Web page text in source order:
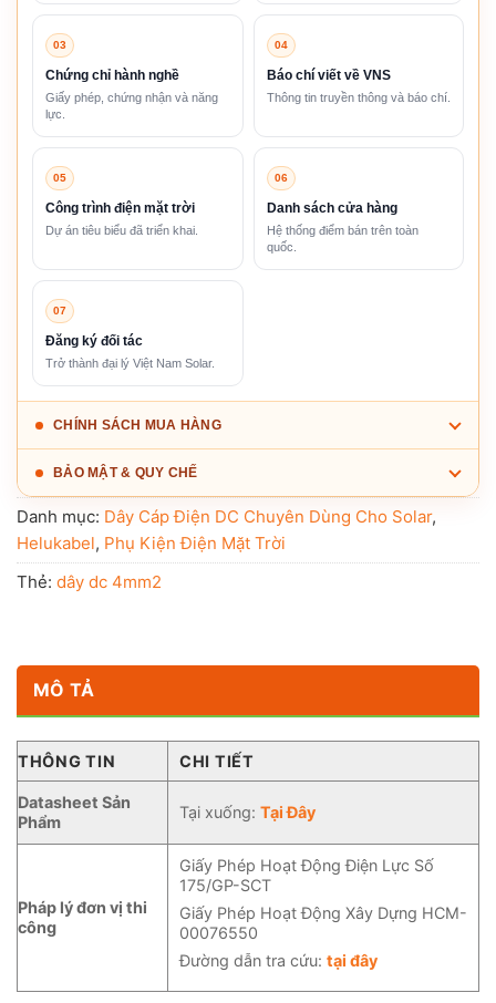
03
Chứng chỉ hành nghề
Giấy phép, chứng nhận và năng
lực.
04
Báo chí viết về VNS
Thông tin truyền thông và báo chí.
05
Công trình điện mặt trời
Dự án tiêu biểu đã triển khai.
06
Danh sách cửa hàng
Hệ thống điểm bán trên toàn
quốc.
07
Đăng ký đối tác
Trở thành đại lý Việt Nam Solar.
CHÍNH SÁCH MUA HÀNG
BẢO MẬT & QUY CHẾ
Danh mục: Dây Cáp Điện DC Chuyên Dùng Cho Solar,
Helukabel, Phụ Kiện Điện Mặt Trời
Thẻ: dây dc 4mm2
MÔ TẢ
THÔNG TIN CHI TIẾT
Datasheet Sản
Phẩm
Tại xuống: Tại Đây
Pháp lý đơn vị thi
công
Giấy Phép Hoạt Động Điện Lực Số
175/GP-SCT
Giấy Phép Hoạt Động Xây Dựng HCM-
00076550
Đường dẫn tra cứu: tại đây